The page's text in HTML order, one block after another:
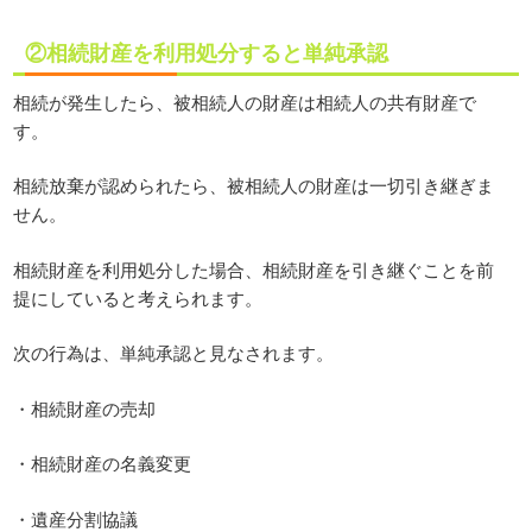
②相続財産を利用処分すると単純承認
相続が発生したら、被相続人の財産は相続人の共有財産で
す。
相続放棄が認められたら、被相続人の財産は一切引き継ぎま
せん。
相続財産を利用処分した場合、相続財産を引き継ぐことを前
提にしていると考えられます。
次の行為は、単純承認と見なされます。
・相続財産の売却
・相続財産の名義変更
・遺産分割協議